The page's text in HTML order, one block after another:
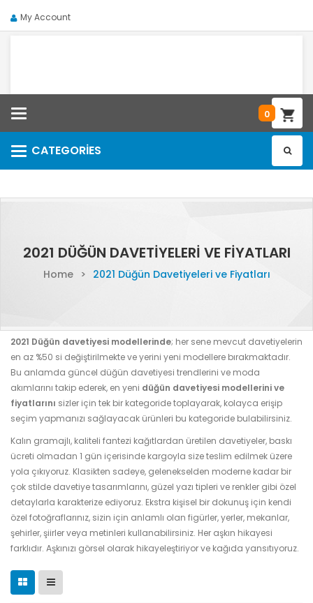
My Account
0
CATEGORIES
Categories
2021 DÜĞÜN DAVETIYELERI VE FIYATLARI
Home > 2021 Düğün Davetiyeleri ve Fiyatları
2021 Düğün davetiyesi modellerinde; her sene mevcut davetiyelerin
en az %50 si değiştirilmekte ve yerini yeni modellere bırakmaktadır.
Bu anlamda güncel düğün davetiyesi trendlerini ve moda
akımlarını takip ederek, en yeni düğün davetiyesi modellerini ve
fiyatlarını sizler için tek bir kategoride toplayarak, kolayca erişip
seçim yapmanızı sağlayacak ürünleri bu kategoride bulabilirsiniz.
Kalın gramajlı, kaliteli fantezi kağıtlardan üretilen davetiyeler, baskı
ücreti olmadan 1 gün içerisinde kargoyla size teslim edilmek üzere
yola çıkıyoruz. Klasikten sadeye, gelenekselden moderne kadar bir
çok stilde davetiye tasarımlarını, güzel yazı tipleri ve renkler gibi özel
detaylarla karakterize ediyoruz. Ekstra kişisel bir dokunuş için kendi
özel fotoğraflarınız, sizin için anlamlı olan figürler, yerler, mekanlar,
şehirler, şiirler veya metinleri kullanabilirsiniz. Her aşkın hikayesi
farklıdır. Aşkınızı görsel olarak hikayeleştiriyor ve kağıda yansıtıyoruz.